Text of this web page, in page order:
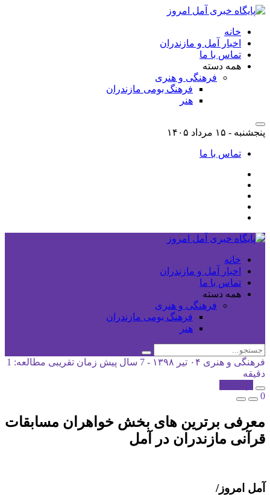
خانه
اخبار آمل و مازندران
تماس با ما
همه دسته
فرهنگی و هنری
فرهنگ بومی مازندران
هنر
پنجشنبه - ۱۵ مرداد ۱۴۰۵
تماس با ما
خانه
اخبار آمل و مازندران
تماس با ما
همه دسته
فرهنگی و هنری
فرهنگ بومی مازندران
هنر
فرهنگی و هنری ۰۴ تیر ۱۳۹۸ - 7 سال پیش
زمان تقریبی مطالعه: 1
دقیقه
0
معرفی برترین های بخش خواهران مسابقات
قرآنی مازندران در آمل
آمل امروز/